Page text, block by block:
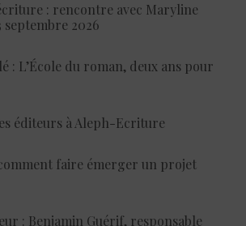
: rencontre avec Maryline
septembre 2026
: L’École du roman, deux ans pour
éditeurs à Aleph-Ecriture
faire émerger un projet
: Benjamin Guérif, responsable